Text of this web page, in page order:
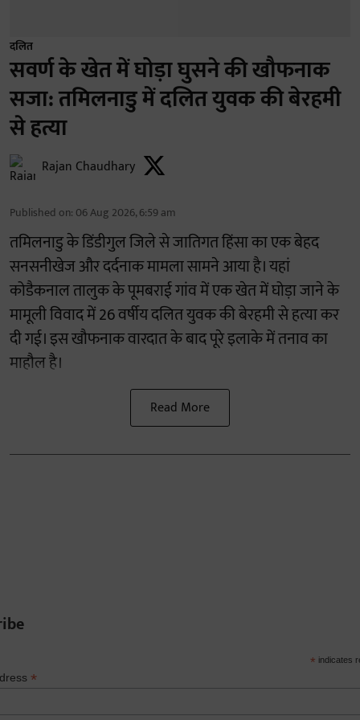
दलित
सवर्ण के खेत में घोड़ा घुसने की खौफनाक
सजा: तमिलनाडु में दलित युवक की बेरहमी
से हत्या
Rajan Chaudhary
Published on: 06 Aug 2026, 6:59 am
तमिलनाडु के डिंडीगुल जिले से जातिगत हिंसा का एक बेहद
सनसनीखेज और दर्दनाक मामला सामने आया है। यहां
कोडैकनाल तालुक के पूमबराई गांव में एक खेत में घोड़ा जाने के
मामूली विवाद में 26 वर्षीय दलित युवक की बेरहमी से हत्या कर
दी गई। इस खौफनाक वारदात के बाद पूरे इलाके में तनाव का
माहौल है।
Read More
* indicates
*